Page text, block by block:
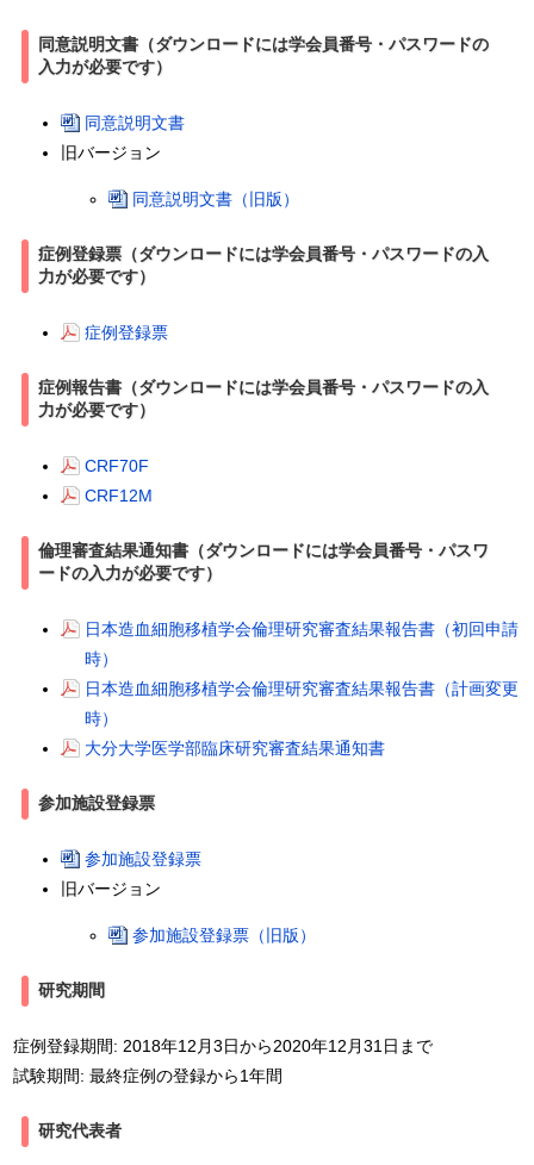
同意説明文書（ダウンロードには学会員番号・パスワードの
入力が必要です）
同意説明文書
旧バージョン
同意説明文書（旧版）
症例登録票（ダウンロードには学会員番号・パスワードの入
力が必要です）
症例登録票
症例報告書（ダウンロードには学会員番号・パスワードの入
力が必要です）
CRF70F
CRF12M
倫理審査結果通知書（ダウンロードには学会員番号・パスワ
ードの入力が必要です）
日本造血細胞移植学会倫理研究審査結果報告書（初回申請
時）
日本造血細胞移植学会倫理研究審査結果報告書（計画変更
時）
大分大学医学部臨床研究審査結果通知書
参加施設登録票
参加施設登録票
旧バージョン
参加施設登録票 （旧版）
研究期間
症例登録期間: 2018年12月3日から2020年12月31日まで
試験期間: 最終症例の登録から1年間
研究代表者